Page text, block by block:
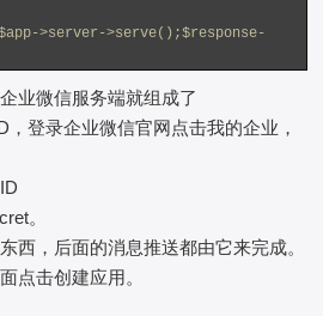
>server->serve();$response-
业微信服务端就组成了
，登录企业微信官网点击我的企业，
。
西，后面的消息推送都由它来完成。
点击创建应用。